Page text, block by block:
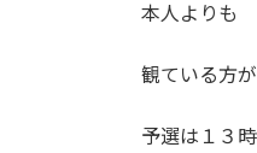
本人よりも
観ている方
予選は１３時